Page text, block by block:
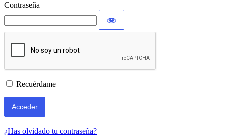
Contraseña
Recuérdame
¿Has olvidado tu contraseña?